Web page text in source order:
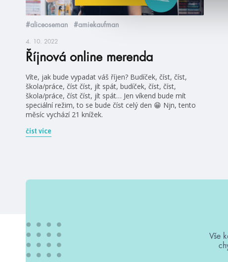
#aliceoseman #amiekaufman
4. 10. 2022
Říjnová online merenda
Víte, jak bude vypadat váš říjen? Budíček, číst, číst,
škola/práce, číst číst, jít spát, budíček, číst, číst,
škola/práce, číst číst, jít spát… Jen víkend bude mít
speciální režim, to se bude číst celý den 😁 Njn, tento
měsíc vychází 21 knížek.
číst více
Vše